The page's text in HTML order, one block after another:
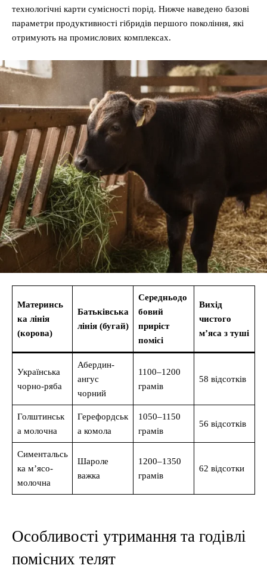
технологічні карти сумісності порід. Нижче наведено базові
параметри продуктивності гібридів першого покоління, які
отримують на промислових комплексах.
Материнсь
ка лінія
(корова)
Батьківська
лінія (бугай)
Середньодо
бовий
приріст
помісі
Вихід
чистого
м’яса з туші
Українська
чорно-ряба
Абердин-
ангус
чорний
1100–1200
грамів
58 відсотків
Голштинськ
а молочна
Герефордськ
а комола
1050–1150
грамів
56 відсотків
Симентальсь
ка м’ясо-
молочна
Шароле
важка
1200–1350
грамів
62 відсотки
Особливості утримання та годівлі
помісних телят